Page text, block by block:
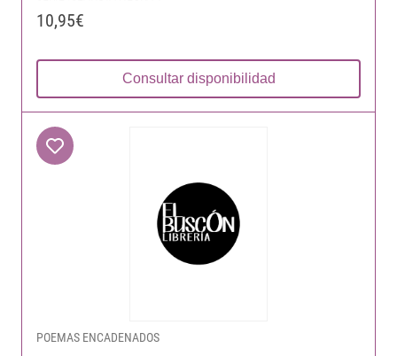
10,95€
Consultar disponibilidad
POEMAS ENCADENADOS